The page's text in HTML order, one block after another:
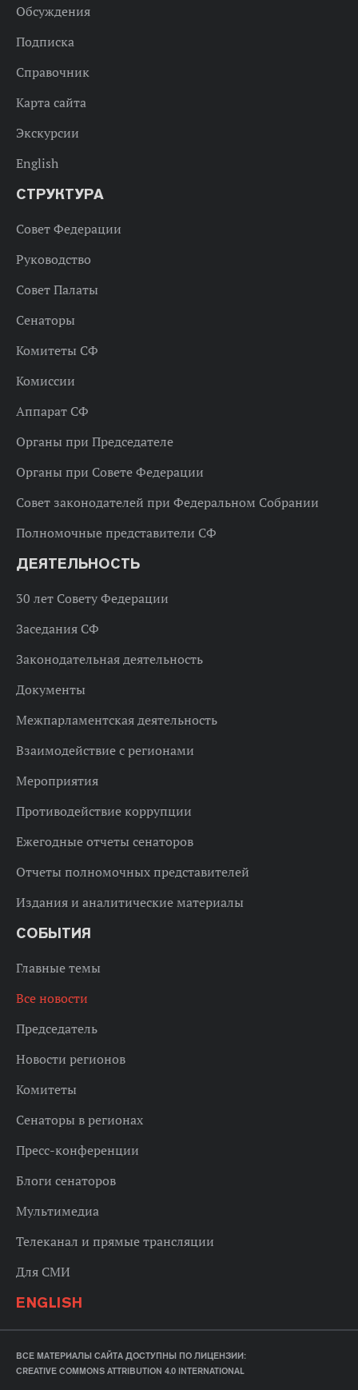
Обсуждения
Подписка
Справочник
Карта сайта
Экскурсии
English
СТРУКТУРА
Совет Федерации
Руководство
Совет Палаты
Сенаторы
Комитеты СФ
Комиссии
Аппарат СФ
Органы при Председателе
Органы при Совете Федерации
Совет законодателей при Федеральном Собрании
Полномочные представители СФ
ДЕЯТЕЛЬНОСТЬ
30 лет Совету Федерации
Заседания СФ
Законодательная деятельность
Документы
Межпарламентская деятельность
Взаимодействие с регионами
Мероприятия
Противодействие коррупции
Ежегодные отчеты сенаторов
Отчеты полномочных представителей
Издания и аналитические материалы
СОБЫТИЯ
Главные темы
Все новости
Председатель
Новости регионов
Комитеты
Сенаторы в регионах
Пресс-конференции
Блоги сенаторов
Мультимедиа
Телеканал и прямые трансляции
Для СМИ
ENGLISH
ВСЕ МАТЕРИАЛЫ САЙТА ДОСТУПНЫ ПО ЛИЦЕНЗИИ:
CREATIVE COMMONS ATTRIBUTION 4.0 INTERNATIONAL